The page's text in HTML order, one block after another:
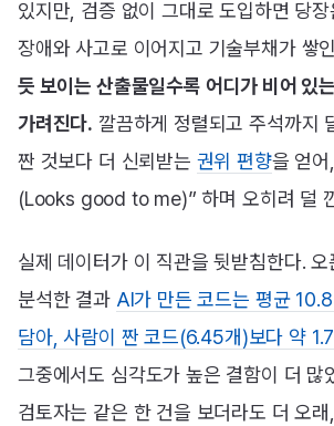
있지만, 검증 없이 그대로 도입하면 당
장애와 사고로 이어지고 기술부채가 쌓
듯 보이는 산출물일수록 어디가 비어 있
가려진다. 깔끔하게 정렬되고 주석까지
짠 것보다 더 신뢰받는 권위 편향을 얻어
(Looks good to me)” 하며 오히려 덜
실제 데이터가 이 직관을 뒷받침한다. 오
분석한 결과 AI가 만든 코드는 평균
담아, 사람이 짠 코드(6.45개)보다 약
그중에서도 심각도가 높은 결함이 더 많
검토자는 같은 한 건을 보더라도 더 오